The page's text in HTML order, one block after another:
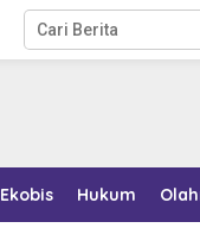
Ekobis Hukum